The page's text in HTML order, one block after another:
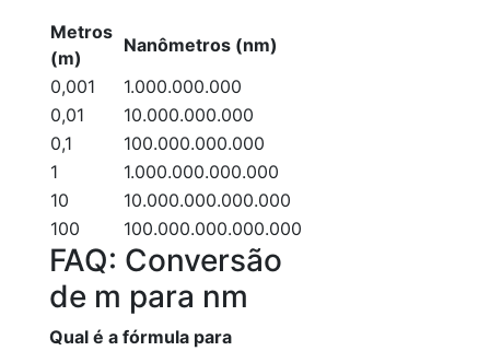
Metros
(m)
Nanômetros (nm)
0,001
1.000.000.000
0,01
10.000.000.000
0,1
100.000.000.000
1
1.000.000.000.000
10
10.000.000.000.000
100
100.000.000.000.000
FAQ: Conversão
de m para nm
Qual é a fórmula para